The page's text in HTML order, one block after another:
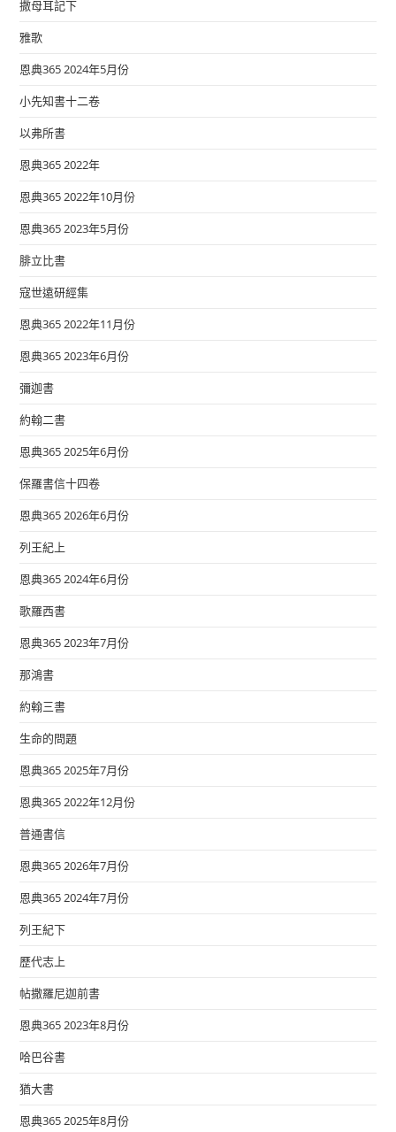
撒母耳記下
雅歌
恩典365 2024年5月份
小先知書十二卷
以弗所書
恩典365 2022年
恩典365 2022年10月份
恩典365 2023年5月份
腓立比書
寇世遠研經集
恩典365 2022年11月份
恩典365 2023年6月份
彌迦書
約翰二書
恩典365 2025年6月份
保羅書信十四卷
恩典365 2026年6月份
列王紀上
恩典365 2024年6月份
歌羅西書
恩典365 2023年7月份
那鴻書
約翰三書
生命的問題
恩典365 2025年7月份
恩典365 2022年12月份
普通書信
恩典365 2026年7月份
恩典365 2024年7月份
列王紀下
歷代志上
帖撒羅尼迦前書
恩典365 2023年8月份
哈巴谷書
猶大書
恩典365 2025年8月份